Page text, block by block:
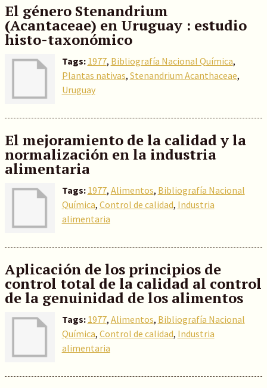
El género Stenandrium
(Acantaceae) en Uruguay : estudio
histo-taxonómico
Tags: 1977, Bibliografía Nacional Química,
Plantas nativas, Stenandrium Acanthaceae,
Uruguay
El mejoramiento de la calidad y la
normalización en la industria
alimentaria
Tags: 1977, Alimentos, Bibliografía Nacional
Química, Control de calidad, Industria
alimentaria
Aplicación de los principios de
control total de la calidad al control
de la genuinidad de los alimentos
Tags: 1977, Alimentos, Bibliografía Nacional
Química, Control de calidad, Industria
alimentaria